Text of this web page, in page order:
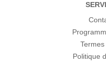
Politique